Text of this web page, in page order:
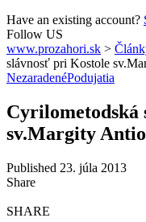
Have an existing account?
Follow US
www.prozahori.sk >
slávnosť pri Kostole
NezaradenéPodujatia
Cyrilometodská
sv.Margity
Published 23. júla 2013
Share
SHARE